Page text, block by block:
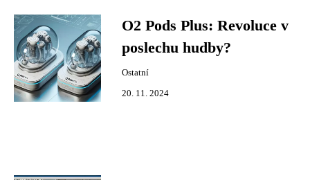
O2 Pods Plus: Revoluce v
poslechu hudby?
Ostatní
20. 11. 2024